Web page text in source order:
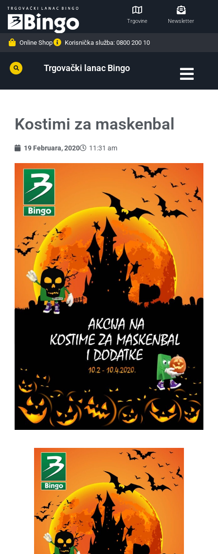
Trgovine Newsletter
Online Shop Korisnička služba: 0800 200 10
Trgovački lanac Bingo
Kostimi za maskenbal
19 Februara, 2020 11:31 am